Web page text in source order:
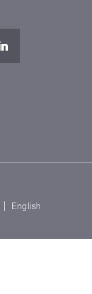
English